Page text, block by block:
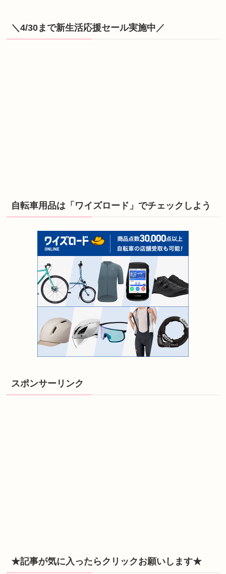
＼4/30まで新生活応援セール実施中／
自転車用品は「ワイズロード」でチェックしよう
スポンサーリンク
★記事が気に入ったらクリックお願いします★